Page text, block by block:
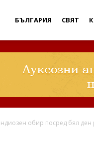
Дебати
БЪЛГАРИЯ СВЯТ
обир посред бял